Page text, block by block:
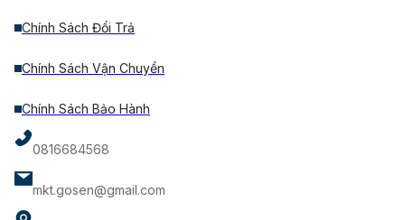
Chính Sách Đổi Trả
Chính Sách Vận Chuyển
Chính Sách Bảo Hành
0816684568
mkt.gosen@gmail.com